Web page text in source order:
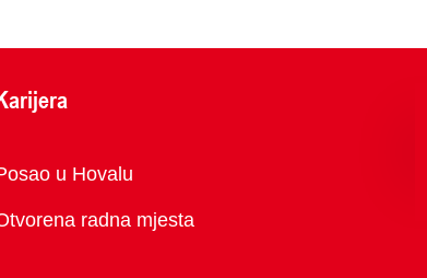
u Hovalu
radna mjesta